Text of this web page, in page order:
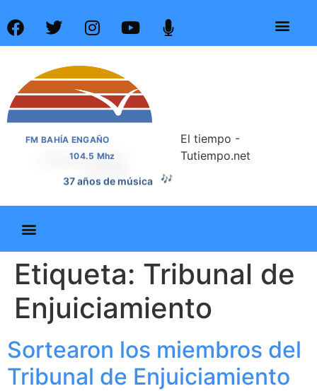
FM BAHÍA ENGAÑO
104.5 Mhz
37 años de música 🎶
El tiempo -
Tutiempo.net
Etiqueta: Tribunal de
Enjuiciamiento
Sortearon los miembros del
Tribunal de Enjuiciamiento